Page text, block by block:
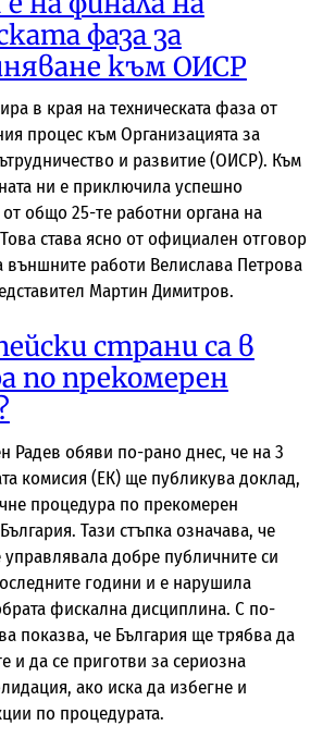
фаза за
към ОИСР
в края на техническата фаза от
процес към Организацията за
и развитие (ОИСР). Към
ни е приключила успешно
общо 25-те работни органа на
става ясно от официален отговор
външните работи Велислава Петрова
Мартин Димитров.
страни са в
по прекомерен
Радев обяви по-рано днес, че на 3
комисия (ЕК) ще публикува доклад,
процедура по прекомерен
Тази стъпка означава, че
управлявала добре публичните си
години и е нарушила
фискална дисциплина. С по-
показва, че България ще трябва да
и да се приготви за сериозна
ако иска да избегне и
по процедурата.